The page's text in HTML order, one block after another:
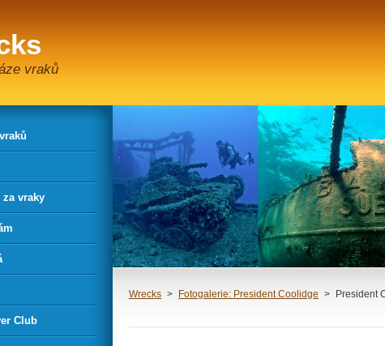
vraků
Wrecks > Fotogalerie: President Coolidge > President
za vraky
Club